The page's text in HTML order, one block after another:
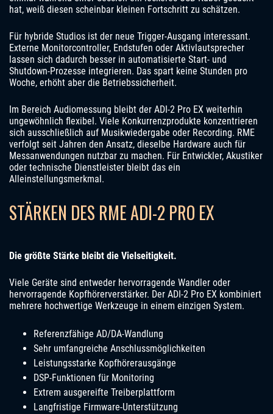
hat, weiß diesen scheinbar kleinen Fortschritt zu schätzen.
Für hybride Studios ist der neue Trigger-Ausgang interessant.
Externe Monitorcontroller, Endstufen oder Aktivlautsprecher
lassen sich dadurch besser in automatisierte Start- und
Shutdown-Prozesse integrieren. Das spart keine Stunden pro
Woche, erhöht aber die Betriebssicherheit.
Im Bereich Audiomessung bleibt der ADI-2 Pro EX weiterhin
ungewöhnlich flexibel. Viele Konkurrenzprodukte konzentrieren
sich ausschließlich auf Musikwiedergabe oder Recording. RME
verfolgt seit Jahren den Ansatz, dieselbe Hardware auch für
Messanwendungen nutzbar zu machen. Für Entwickler, Akustiker
oder technische Dienstleister bleibt das ein
Alleinstellungsmerkmal.
STÄRKEN DES RME ADI-2 PRO EX
Die größte Stärke bleibt die Vielseitigkeit.
Viele Geräte sind entweder hervorragende Wandler oder
hervorragende Kopfhörerverstärker. Der ADI-2 Pro EX kombiniert
mehrere hochwertige Werkzeuge in einem einzigen System.
Referenzfähige AD/DA-Wandlung
Sehr umfangreiche Anschlussmöglichkeiten
Leistungsstarke Kopfhörerausgänge
DSP-Funktionen für Monitoring
Extrem ausgereifte Treiberplattform
Langfristige Firmware-Unterstützung